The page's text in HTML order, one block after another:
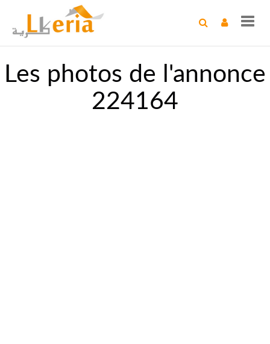
Les photos de l'annonce
224164